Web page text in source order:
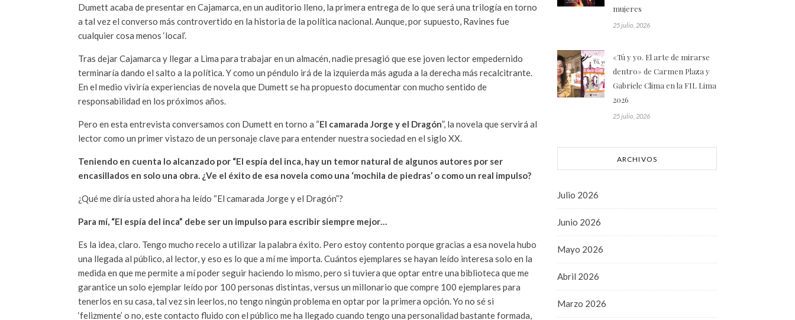
Dumett acaba de presentar en Cajamarca, en un auditorio lleno, la primera entrega de lo que será una trilogía en torno
a tal vez el converso más controvertido en la historia de la política nacional. Aunque, por supuesto, Ravines fue
cualquier cosa menos ‘local’.
Tras dejar Cajamarca y llegar a Lima para trabajar en un almacén, nadie presagió que ese joven lector empedernido
terminaría dando el salto a la política. Y como un péndulo irá de la izquierda más aguda a la derecha más recalcitrante.
En el medio viviría experiencias de novela que Dumett se ha propuesto documentar con mucho sentido de
responsabilidad en los próximos años.
Pero en esta entrevista conversamos con Dumett en torno a “El camarada Jorge y el Dragón”, la novela que servirá al
lector como un primer vistazo de un personaje clave para entender nuestra sociedad en el siglo XX.
Teniendo en cuenta lo alcanzado por “El espía del inca, hay un temor natural de algunos autores por ser
encasillados en solo una obra. ¿Ve el éxito de esa novela como una ‘mochila de piedras’ o como un real impulso?
¿Qué me diría usted ahora ha leído “El camarada Jorge y el Dragón”?
Para mí, “El espía del inca” debe ser un impulso para escribir siempre mejor…
Es la idea, claro. Tengo mucho recelo a utilizar la palabra éxito. Pero estoy contento porque gracias a esa novela hubo
una llegada al público, al lector, y eso es lo que a mí me importa. Cuántos ejemplares se hayan leído interesa solo en la
medida en que me permite a mí poder seguir haciendo lo mismo, pero si tuviera que optar entre una biblioteca que me
garantice un solo ejemplar leído por 100 personas distintas, versus un millonario que compre 100 ejemplares para
tenerlos en su casa, tal vez sin leerlos, no tengo ningún problema en optar por la primera opción. Yo no sé si
‘felizmente’ o no, este contacto fluido con el público me ha llegado cuando tengo una personalidad bastante formada,
mujeres
25 julio, 2026
«Tú y yo. El arte de mirarse
dentro» de Carmen Plaza y
Gabriele Clima en la FIL Lima
2026
25 julio, 2026
ARCHIVOS
Julio 2026
Junio 2026
Mayo 2026
Abril 2026
Marzo 2026